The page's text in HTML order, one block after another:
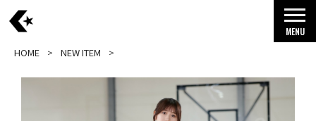
MENU
HOME NEW ITEM